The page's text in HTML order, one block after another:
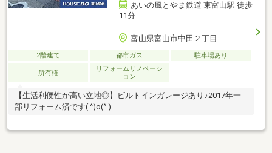
あいの風とやま鉄道 東富山駅 徒歩
11分
富山県富山市中田２丁目
2階建て 都市ガス 駐車場あり
所有権
リフォームリノベーシ
ョン
【生活利便性が高い立地◎】ビルトインガレージあり♪2017年一
部リフォーム済です( ^)o(^ )